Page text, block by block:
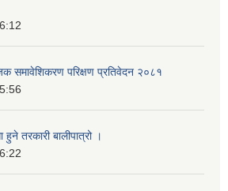
समावेशिकरण परिक्षण प्रतिवेदन २०८१
हुने तरकारी बालीपात्रो ।